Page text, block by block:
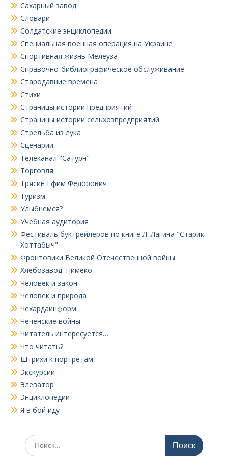
Сахарный завод
Словари
Солдатские энциклопедии
Специальная военная операция на Украине
Спортивная жизнь Мелеуза
Справочно-библиографическое обслуживание
Стародавние времена
Стихи
Страницы истории предприятий
Страницы истории сельхозпредприятий
Стрельба из лука
Сценарии
Телеканал "Сатурн"
Торговля
Трясин Ефим Федорович
Туризм
Улыбнемся?
Учебная аудитория
Фестиваль буктрейлеров по книге Л. Лагина "Старик
Хоттабыч"
Фронтовики Великой Отечественной войны
Хлебозавод. Пимеко
Человек и закон
Человек и природа
Чехардаинформ
Чеченские войны
Читатель интересуется…
Что читать?
Штрихи к портретам
Экскурсии
Элеватор
Энциклопедии
Я в бой иду
Поиск
по: